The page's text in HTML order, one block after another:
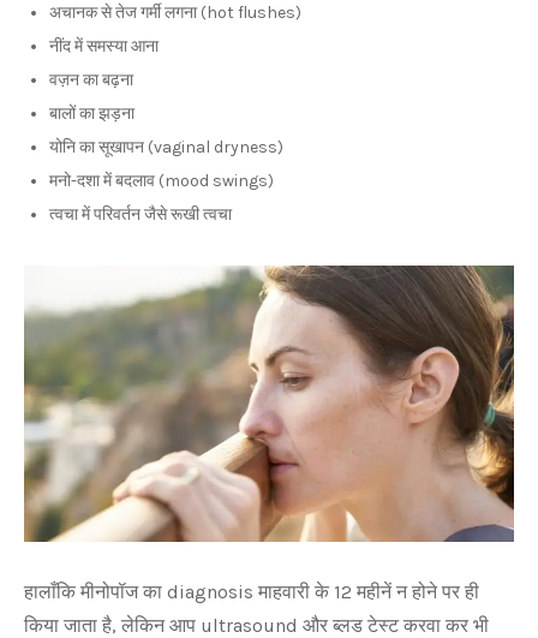
अचानक से तेज गर्मी लगना (hot flushes)
नींद में समस्या आना
वज़न का बढ़ना
बालों का झड़ना
योनि का सूखापन (vaginal dryness)
मनो-दशा में बदलाव (mood swings)
त्वचा में परिवर्तन जैसे रूखी त्वचा
हालाँकि मीनोपॉज का diagnosis माहवारी के 12 महीनें न होने पर ही
किया जाता है, लेकिन आप ultrasound और ब्लड टेस्ट करवा कर भी